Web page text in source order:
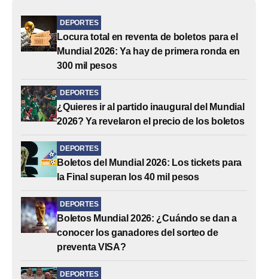
DEPORTES
Locura total en reventa de boletos para el
Mundial 2026: Ya hay de primera ronda en
300 mil pesos
DEPORTES
¿Quieres ir al partido inaugural del Mundial
2026? Ya revelaron el precio de los boletos
DEPORTES
Boletos del Mundial 2026: Los tickets para
la Final superan los 40 mil pesos
DEPORTES
Boletos Mundial 2026: ¿Cuándo se dan a
conocer los ganadores del sorteo de
preventa VISA?
DEPORTES